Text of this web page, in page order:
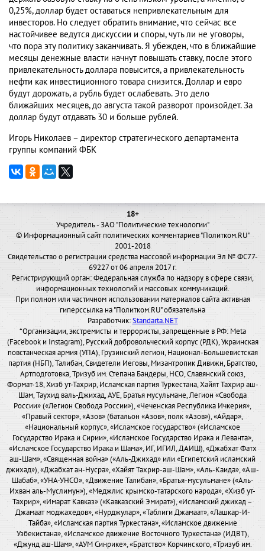
0,25%, доллар будет оставаться непривлекательным для
инвесторов. Но следует обратить внимание, что сейчас все
настойчивее ведутся дискуссии и споры, чуть ли не уговоры,
что пора эту политику заканчивать. Я убежден, что в ближайшие
месяцы денежные власти начнут повышать ставку, после этого
привлекательность доллара повысится, а привлекательность
нефти как инвестиционного товара снизится. Доллар и евро
будут дорожать, а рубль будет ослабевать. Это дело
ближайших месяцев, до августа такой разворот произойдет. За
доллар будут отдавать 30 и больше рублей.
Игорь Николаев – директор стратегического департамента
группы компаний ФБК
18+
Учредитель - ЗАО "Политические технологии"
© Информационный сайт политических комментариев "Политком.RU"
2001-2018
Свидетельство о регистрации средства массовой информации Эл № ФС77-
69227 от 06 апреля 2017 г.
Регистрирующий орган: Федеральная служба по надзору в сфере связи,
информационных технологий и массовых коммуникаций.
При полном или частичном использовании материалов сайта активная
гиперссылка на "Политком.RU" обязательна
Разработчик:Standarta.NET
*Организации, экстремисты и террористы, запрещенные в РФ: Meta
(Facebook и Instagram), Русский добровольческий корпус (РДК), Украинская
повстанческая армия (УПА), Грузинский легион, Национал-Большевистская
партия (НБП), Талибан, Свидетели Иеговы, Мизантропик Дивижн, Братство,
Артподготовка, Тризуб им. Степана Бандеры, НСО, Славянский союз,
Формат-18, Хизб ут-Тахрир, Исламская партия Туркестана, Хайят Тахрир аш-
Шам, Таухид валь-Джихад, АУЕ, Братья мусульмане, Легион «Свобода
России» («Легион Свобода России»), «Чеченская Республика Ичкерия»,
«Правый сектор», «Азов» (батальон «Азов», полк «Азов»), «Айдар»,
«Национальный корпус», «Исламское государство» («Исламское
Государство Ирака и Сирии», «Исламское Государство Ирака и Леванта»,
«Исламское Государство Ирака и Шама», ИГ, ИГИЛ, ДАИШ), «Джабхат Фатх
аш-Шам», «Священная война» («Аль-Джихад» или «Египетский исламский
джихад»), «Джабхат ан-Нусра», «Хайят Тахрир-аш-Шам», «Аль-Каида», «Аш-
Шабаб», «УНА-УНСО», «Движение Талибан», «Братья-мусульмане» («Аль-
Ихван аль-Муслимун»), «Меджлис крымско-татарского народа», «Хизб ут-
Тахрир», «Имарат Кавказ» («Кавказский Эмират»), «Исламский джихад –
Джамаат моджахедов», «Нурджулар», «Таблиги Джамаат», «Лашкар-И-
Тайба», «Исламская партия Туркестана», «Исламское движение
Узбекистана», «Исламское движение Восточного Туркестана» (ИДВТ),
«Джунд аш-Шам», «АУМ Синрике», «Братство» Корчинского, «Тризуб им.